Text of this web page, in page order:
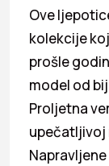
Ove
kolekcije
prošle
model od
Proljetna
upečatljivoj